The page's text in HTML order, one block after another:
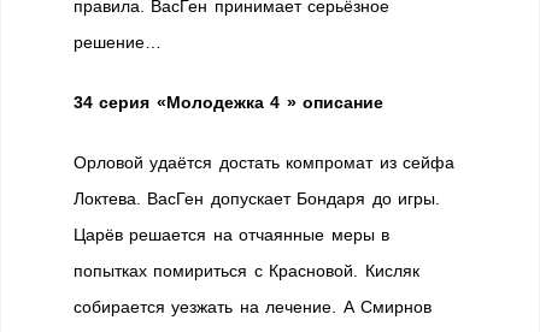
правила. ВасГен принимает серьёзное
решение…
34 серия «Молодежка 4 » описание
Орловой удаётся достать компромат из сейфа
Локтева. ВасГен допускает Бондаря до игры.
Царёв решается на отчаянные меры в
попытках помириться с Красновой. Кисляк
собирается уезжать на лечение. А Смирнов